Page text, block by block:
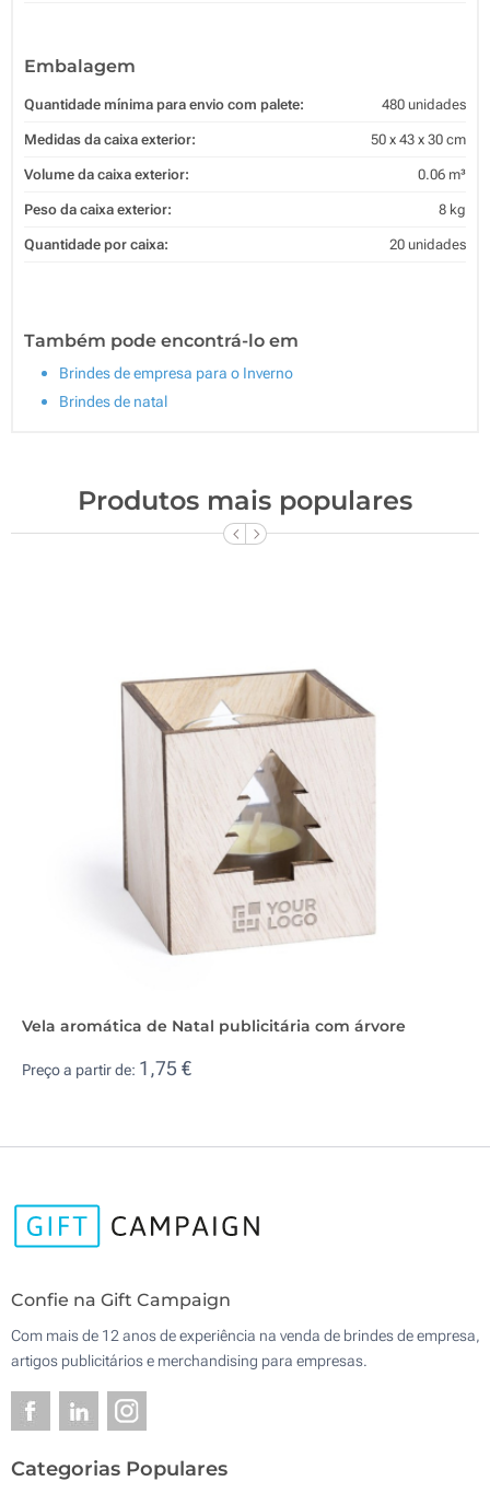
Embalagem
Quantidade mínima para envio com palete: 480 unidades
Medidas da caixa exterior: 50 x 43 x 30 cm
Volume da caixa exterior: 0.06 m³
Peso da caixa exterior: 8 kg
Quantidade por caixa: 20 unidades
Também pode encontrá-lo em
Brindes de empresa para o Inverno
Brindes de natal
Produtos mais populares
Vela aromática de Natal publicitária com árvore
Preço a partir de: 1,75 €
Confie na Gift Campaign
Com mais de 12 anos de experiência na venda de brindes de empresa,
artigos publicitários e merchandising para empresas.
Categorias Populares